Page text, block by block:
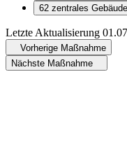
62 zentrales
Letzte Aktualisierung
Vorherige Maßnahme
Nächste Maßnahme